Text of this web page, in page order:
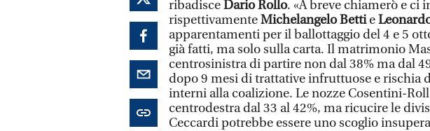
ribadisceDario Rollo. «A breve chiamerò e ci
rispettivamenteMichelangelo Bettie
apparentamenti per il ballottaggio del 4 e 5
già fatti, ma solo sulla carta. Il matrimonio
centrosinistra di partire non dal 38% ma dal
dopo 9 mesi di trattative infruttuose e rischia
interni alla coalizione. Le nozze Cosentini-
centrodestra dal 33 al 42%, ma ricucire le
Ceccardi potrebbe essere uno scoglio